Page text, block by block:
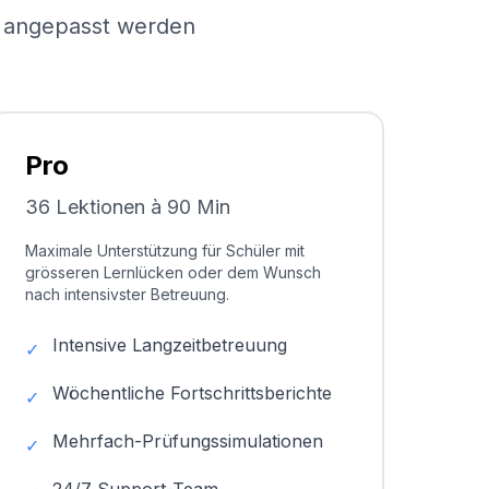
werden
Pro
36 Lektionen à 90 Min
Maximale Unterstützung für Schüler mit
grösseren Lernlücken oder dem Wunsch
nach intensivster Betreuung.
✓ Intensive Langzeitbetreuung
✓ Wöchentliche Fortschrittsberichte
✓ Mehrfach-Prüfungssimulationen